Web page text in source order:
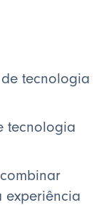
tecnologia
tecnologia
experiência